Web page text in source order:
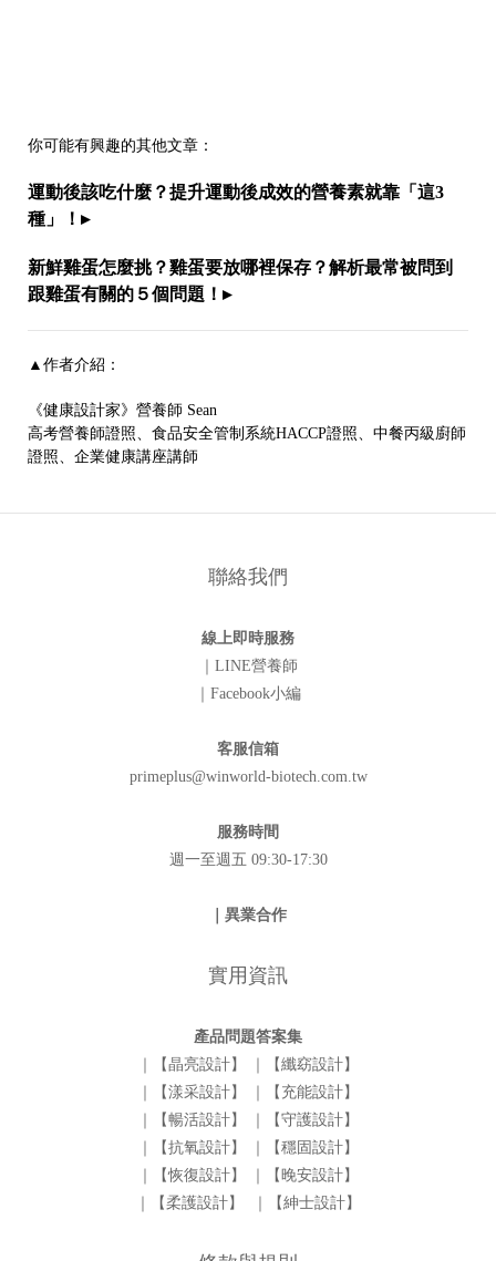
你可能有興趣的其他文章：
運動後該吃什麼？提升運動後成效的營養素就靠「這3
種」！ ▸
新鮮雞蛋怎麼挑？雞蛋要放哪裡保存？解析最常被問到
跟雞蛋有關的５個問題！ ▸
▲作者介紹：
《健康設計家》營養師 Sean
高考營養師證照、 食品安全管制系統HACCP證照、 中餐丙級廚師
證照、企業健康講座講師
聯絡我們
線上即時服務
｜LINE營養師
｜Facebook小編
客服信箱
primeplus@winworld-biotech.com.tw
服務時間
週一至週五 09:30-17:30
｜異業合作
實用資訊
產品問題答案集
｜【晶亮設計】
｜【纖窈設計】
｜【漾采設計】
｜【充能設計】
｜【暢活設計】
｜【守護設計】
｜【抗氧設計】
｜【穩固設計】
｜【恢復設計】
｜【晚安設計】
｜【柔護設計】
｜【紳士設計】